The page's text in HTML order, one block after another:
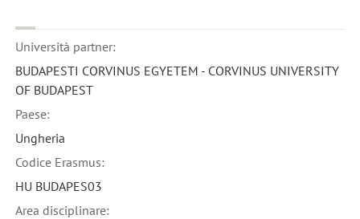
Università partner:
BUDAPESTI CORVINUS EGYETEM - CORVINUS UNIVERSITY
OF BUDAPEST
Paese:
Ungheria
Codice Erasmus:
HU BUDAPES03
Area disciplinare: